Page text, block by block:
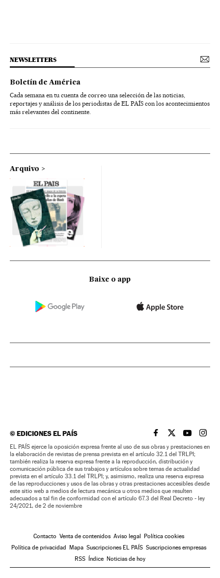
NEWSLETTERS
Boletín de América
Cada semana en tu cuenta de correo una selección de las noticias,
reportajes y análisis de los periodistas de EL PAÍS con los acontecimientos
más relevantes del continente.
Arquivo
Baixe o app
©EDICIONES EL PAÍS EL PAÍS BRASIL EN
EL PAÍSEL PAÍS
EL
EL PAÍS ejerce la oposición expresa frente al uso de sus obras y prestaciones en
la elaboración de revistas de prensa prevista en el artículo 32.1 del TRLPI;
también realiza la reserva expresa frente a la reproducción, distribución y
comunicación pública de sus trabajos y artículos sobre temas de actualidad
prevista en el artículo 33.1 del TRLPI; y, asimismo, realiza una reserva expresa
de las reproducciones y usos de las obras y otras prestaciones accesibles desde
este sitio web a medios de lectura mecánica u otros medios que resulten
adecuados a tal fin de conformidad con el artículo 67.3 del Real Decreto - ley
24/2021, de 2 de noviembre
Contacto Venta de contenidos Aviso legal
Política cookies
Política de privacidad
Mapa Suscripciones EL PAÍS Suscripciones empresas
RSS
Índice Noticias de hoy